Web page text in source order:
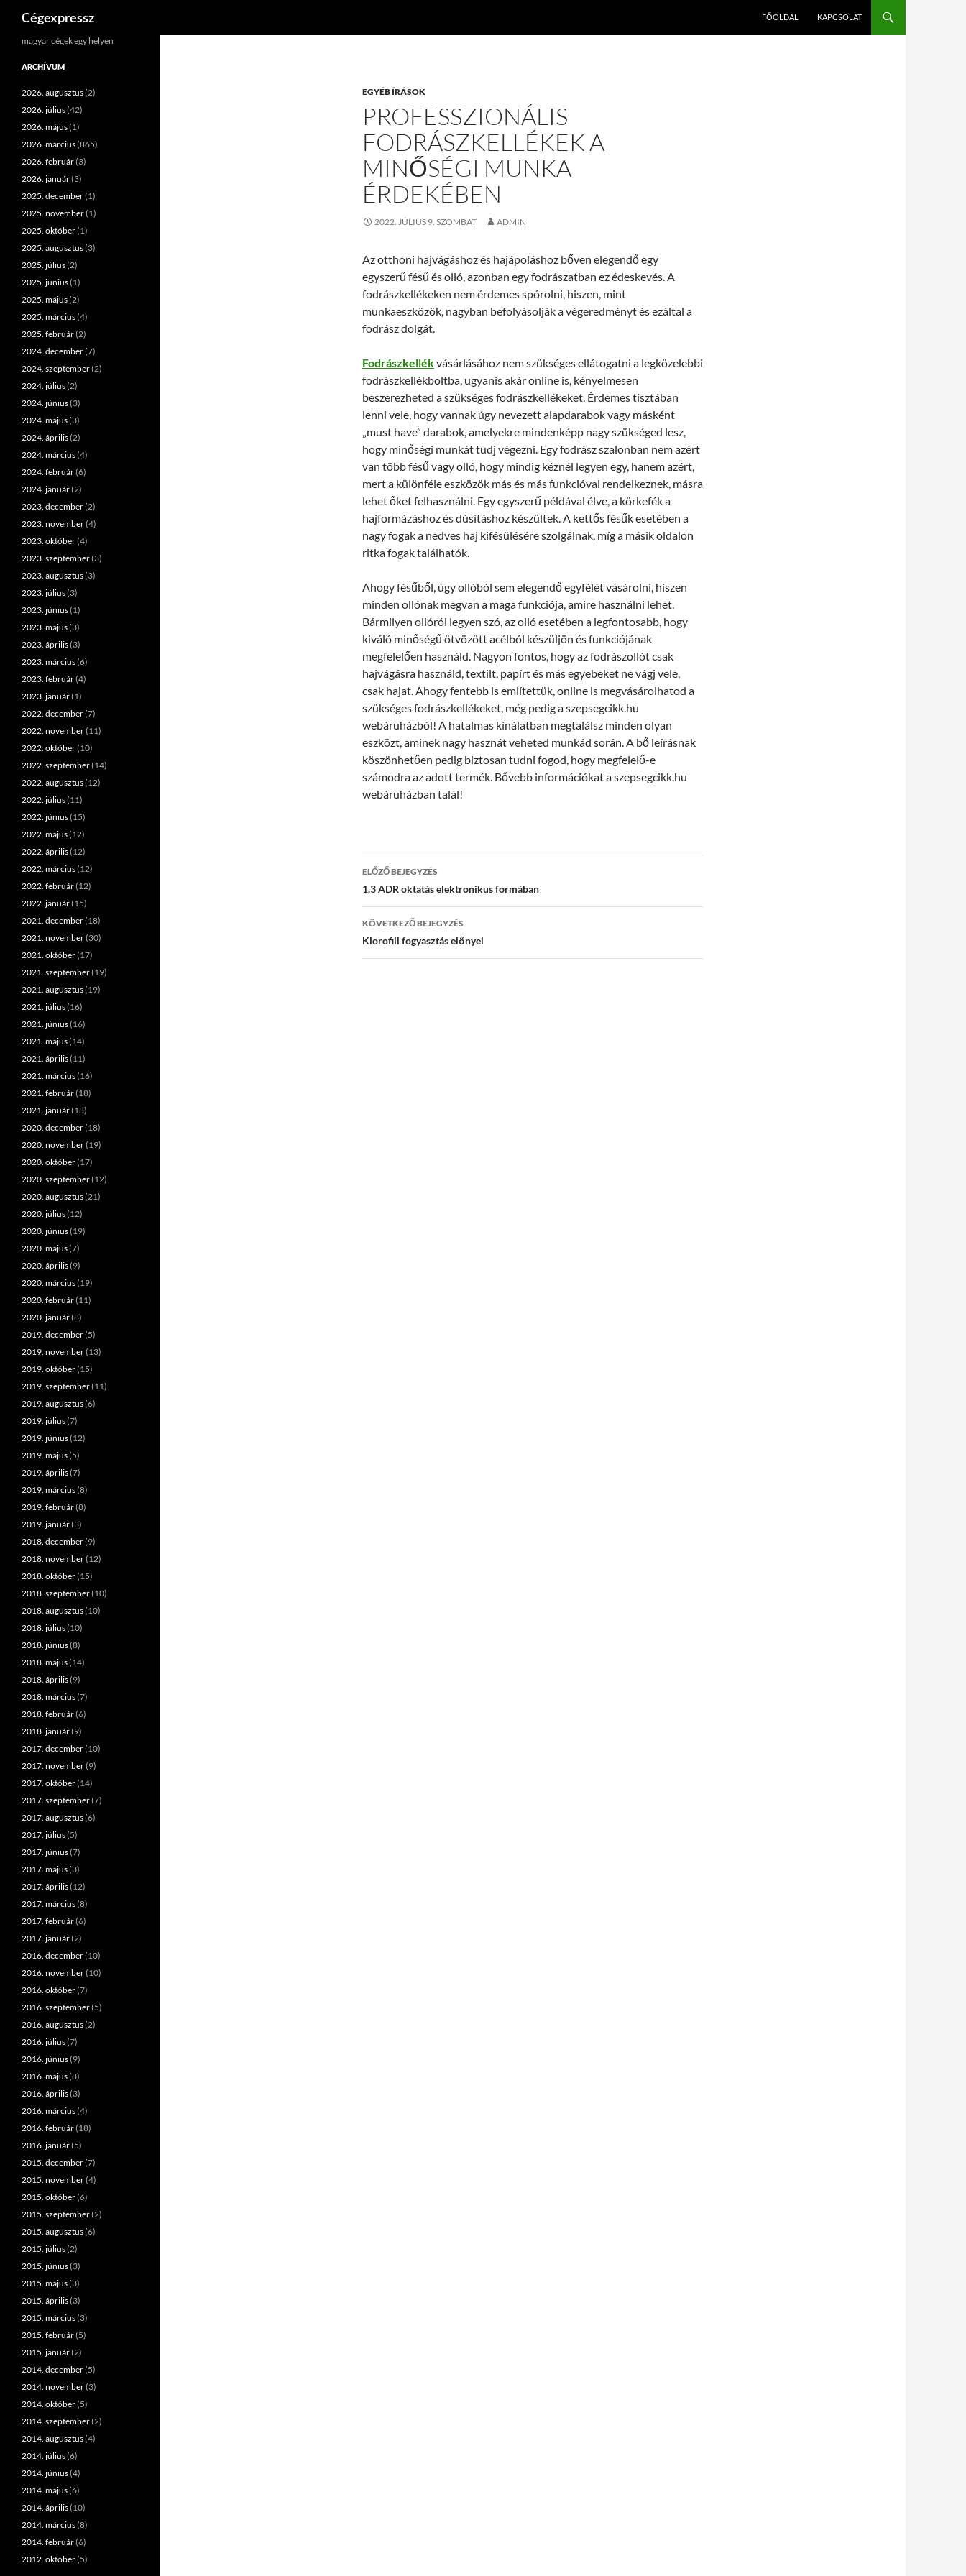
Kilépés
Cégexpressz FŐOLDAL KAPCSOLAT
EGYÉB ÍRÁSOK
PROFESSZIONÁLIS
FODRÁSZKELLÉKEK A
MINŐSÉGI MUNKA
ÉRDEKÉBEN
2022. JÚLIUS 9. SZOMBAT ADMIN
Az otthoni hajvágáshoz és hajápoláshoz bőven elegendő egy
egyszerű fésű és olló, azonban egy fodrászatban ez édeskevés. A
fodrászkellékeken nem érdemes spórolni, hiszen, mint
munkaeszközök, nagyban befolyásolják a végeredményt és ezáltal a
fodrász dolgát.
Fodrászkellékvásárlásához nem szükséges ellátogatni a legközelebbi
fodrászkellékboltba, ugyanis akár online is, kényelmesen
beszerezheted a szükséges fodrászkellékeket. Érdemes tisztában
lenni vele, hogy vannak úgy nevezett alapdarabok vagy másként
„must have” darabok, amelyekre mindenképp nagy szükséged lesz,
hogy minőségi munkát tudj végezni. Egy fodrász szalonban nem azért
van több fésű vagy olló, hogy mindig kéznél legyen egy, hanem azért,
mert a különféle eszközök más és más funkcióval rendelkeznek, másra
lehet őket felhasználni. Egy egyszerű példával élve, a körkefék a
hajformázáshoz és dúsításhoz készültek. A kettős fésűk esetében a
nagy fogak a nedves haj kifésülésére szolgálnak, míg a másik oldalon
ritka fogak találhatók.
Ahogy fésűből, úgy ollóból sem elegendő egyfélét vásárolni, hiszen
minden ollónak megvan a maga funkciója, amire használni lehet.
Bármilyen ollóról legyen szó, az olló esetében a legfontosabb, hogy
kiváló minőségű ötvözött acélból készüljön és funkciójának
megfelelően használd. Nagyon fontos, hogy az fodrászollót csak
hajvágásra használd, textilt, papírt és más egyebeket ne vágj vele,
csak hajat. Ahogy fentebb is említettük, online is megvásárolhatod a
szükséges fodrászkellékeket, még pedig a szepsegcikk.hu
webáruházból! A hatalmas kínálatban megtalálsz minden olyan
eszközt, aminek nagy hasznát veheted munkád során. A bő leírásnak
köszönhetően pedig biztosan tudni fogod, hogy megfelelő-e
számodra az adott termék. Bővebb információkat a szepsegcikk.hu
webáruházban talál!
Bejegyzés
navigáció
ELŐZŐ BEJEGYZÉS
1.3 ADR oktatás elektronikus formában
KÖVETKEZŐ BEJEGYZÉS
Klorofill fogyasztás előnyei
magyar cégek egy helyen
ARCHÍVUM
2026. augusztus(2)
2026. július(42)
2026. május(1)
2026. március(865)
2026. február(3)
2026. január(3)
2025. december(1)
2025. november(1)
2025. október(1)
2025. augusztus(3)
2025. július(2)
2025. június(1)
2025. május(2)
2025. március(4)
2025. február(2)
2024. december(7)
2024. szeptember(2)
2024. július(2)
2024. június(3)
2024. május(3)
2024. április(2)
2024. március(4)
2024. február(6)
2024. január(2)
2023. december(2)
2023. november(4)
2023. október(4)
2023. szeptember(3)
2023. augusztus(3)
2023. július(3)
2023. június(1)
2023. május(3)
2023. április(3)
2023. március(6)
2023. február(4)
2023. január(1)
2022. december(7)
2022. november(11)
2022. október(10)
2022. szeptember(14)
2022. augusztus(12)
2022. július(11)
2022. június(15)
2022. május(12)
2022. április(12)
2022. március(12)
2022. február(12)
2022. január(15)
2021. december(18)
2021. november(30)
2021. október(17)
2021. szeptember(19)
2021. augusztus(19)
2021. július(16)
2021. június(16)
2021. május(14)
2021. április(11)
2021. március(16)
2021. február(18)
2021. január(18)
2020. december(18)
2020. november(19)
2020. október(17)
2020. szeptember(12)
2020. augusztus(21)
2020. július(12)
2020. június(19)
2020. május(7)
2020. április(9)
2020. március(19)
2020. február(11)
2020. január(8)
2019. december(5)
2019. november(13)
2019. október(15)
2019. szeptember(11)
2019. augusztus(6)
2019. július(7)
2019. június(12)
2019. május(5)
2019. április(7)
2019. március(8)
2019. február(8)
2019. január(3)
2018. december(9)
2018. november(12)
2018. október(15)
2018. szeptember(10)
2018. augusztus(10)
2018. július(10)
2018. június(8)
2018. május(14)
2018. április(9)
2018. március(7)
2018. február(6)
2018. január(9)
2017. december(10)
2017. november(9)
2017. október(14)
2017. szeptember(7)
2017. augusztus(6)
2017. július(5)
2017. június(7)
2017. május(3)
2017. április(12)
2017. március(8)
2017. február(6)
2017. január(2)
2016. december(10)
2016. november(10)
2016. október(7)
2016. szeptember(5)
2016. augusztus(2)
2016. július(7)
2016. június(9)
2016. május(8)
2016. április(3)
2016. március(4)
2016. február(18)
2016. január(5)
2015. december(7)
2015. november(4)
2015. október(6)
2015. szeptember(2)
2015. augusztus(6)
2015. július(2)
2015. június(3)
2015. május(3)
2015. április(3)
2015. március(3)
2015. február(5)
2015. január(2)
2014. december(5)
2014. november(3)
2014. október(5)
2014. szeptember(2)
2014. augusztus(4)
2014. július(6)
2014. június(4)
2014. május(6)
2014. április(10)
2014. március(8)
2014. február(6)
2012. október(5)